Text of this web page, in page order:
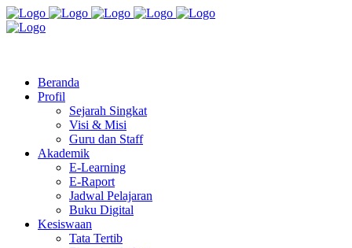
Beranda
Profil
Sejarah Singkat
Visi & Misi
Guru dan Staff
Akademik
E-Learning
E-Raport
Jadwal Pelajaran
Buku Digital
Kesiswaan
Tata Tertib